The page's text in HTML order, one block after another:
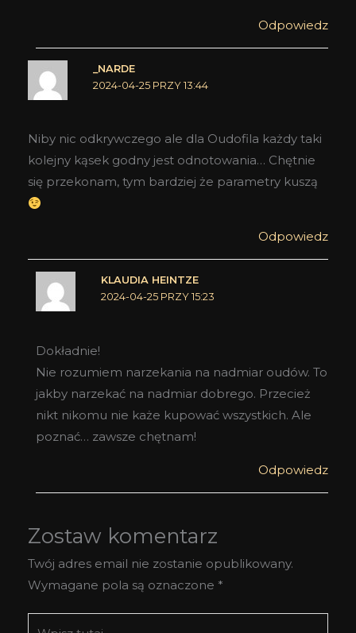
Odpowiedz
_NARDE
2024-04-25 PRZY 13:44
Niby nic odkrywczego ale dla Oudofila każdy taki
kolejny kąsek godny jest odnotowania… Chętnie
się przekonam, tym bardziej że parametry kuszą
Odpowiedz
KLAUDIA HEINTZE
2024-04-25 PRZY 15:23
Dokładnie!
Nie rozumiem narzekania na nadmiar oudów. To
jakby narzekać na nadmiar dobrego. Przecież
nikt nikomu nie każe kupować wszystkich. Ale
poznać… zawsze chętnam!
Odpowiedz
Zostaw komentarz
Twój adres email nie zostanie opublikowany.
Wymagane pola są oznaczone *